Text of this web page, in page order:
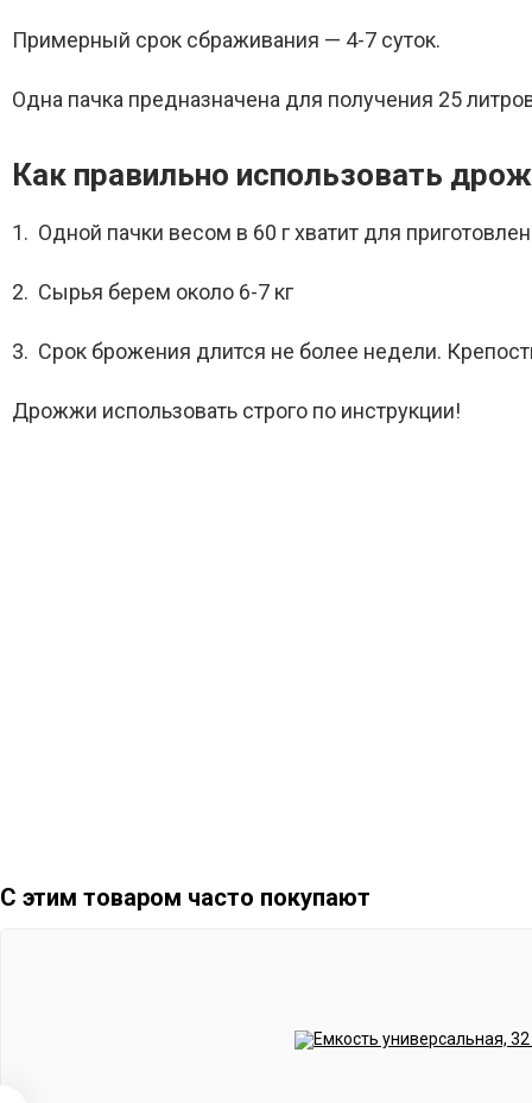
Примерный срок сбраживания — 4-7 суток.
Одна пачка предназначена для получения 25
Как правильно использовать
1. Одной пачки весом в 60 г хватит для
2. Сырья берем около 6-7 кг
3. Срок брожения длится не более недели.
Дрожжи использовать строго по инструкции!
С этим товаром часто покупают